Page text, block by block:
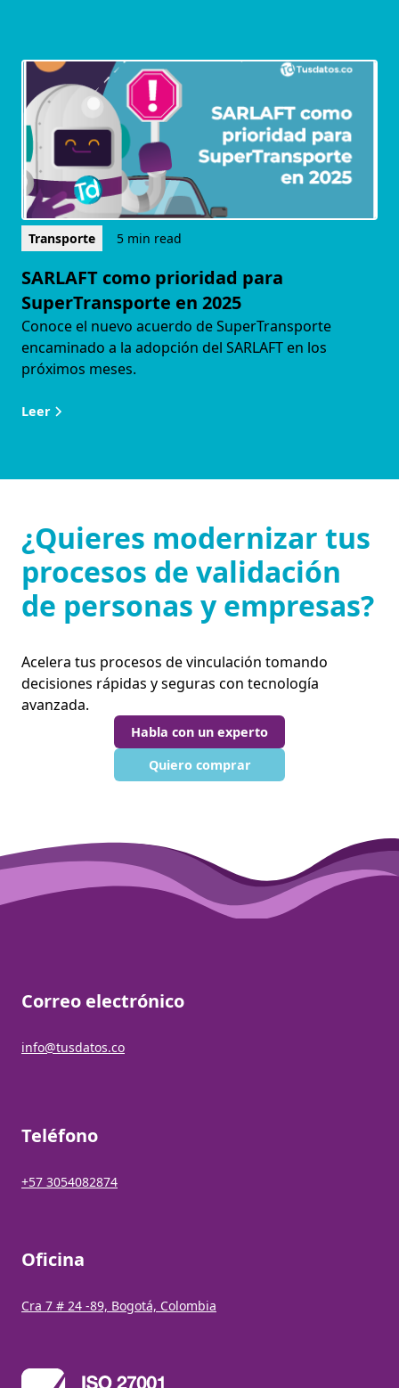
Transporte 5 min read
SARLAFT como prioridad para
SuperTransporte en 2025
Conoce el nuevo acuerdo de SuperTransporte
encaminado a la adopción del SARLAFT en los
próximos meses.
Leer
¿Quieres modernizar tus
procesos de validación
de personas y empresas?
Acelera tus procesos de vinculación tomando
decisiones rápidas y seguras con tecnología
avanzada.
Habla con un experto
Quiero comprar
Correo electrónico
info@tusdatos.co
Teléfono
+57 3054082874
Oficina
Cra 7 # 24 -89, Bogotá, Colombia